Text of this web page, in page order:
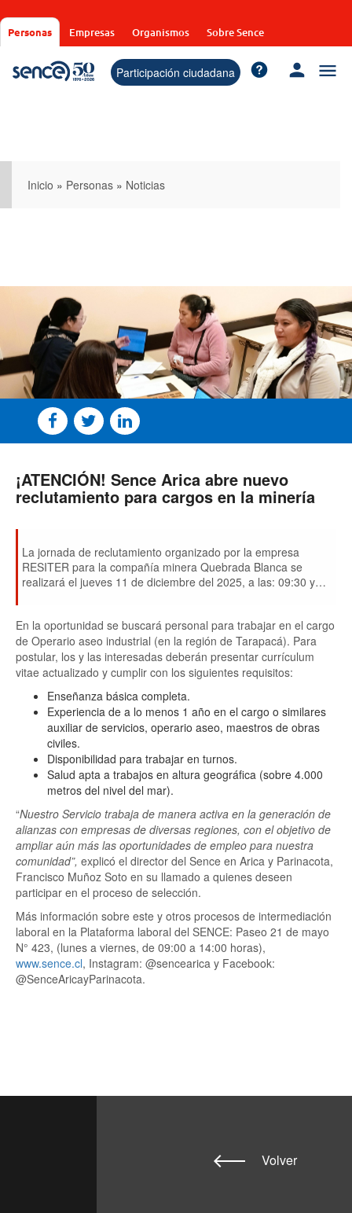
al
contenido
Personas Empresas Organismos Sobre Sence
Participación ciudadana
Inicio » Personas » Noticias
¡ATENCIÓN! Sence Arica abre nuevo
reclutamiento para cargos en la minería
La jornada de reclutamiento organizado por la empresa
RESITER para la compañía minera Quebrada Blanca se
realizará el jueves 11 de diciembre del 2025, a las: 09:30 y
En la oportunidad se buscará personal para trabajar en el cargo
de Operario aseo industrial (en la región de Tarapacá). Para
postular, los y las interesadas deberán presentar currículum
vitae actualizado y cumplir con los siguientes requisitos:
Enseñanza básica completa.
Experiencia de a lo menos 1 año en el cargo o similares
auxiliar de servicios, operario aseo, maestros de obras
civiles.
Disponibilidad para trabajar en turnos.
Salud apta a trabajos en altura geográfica (sobre 4.000
metros del nivel del mar).
“Nuestro Servicio trabaja de manera activa en la generación de
alianzas con empresas de diversas regiones, con el objetivo de
ampliar aún más las oportunidades de empleo para nuestra
comunidad”, explicó el director del Sence en Arica y Parinacota,
Francisco Muñoz Soto en su llamado a quienes deseen
participar en el proceso de selección.
Más información sobre este y otros procesos de intermediación
laboral en la Plataforma laboral del SENCE: Paseo 21 de mayo
N° 423, (lunes a viernes, de 09:00 a 14:00 horas),
www.sence.cl, Instagram: @sencearica y Facebook:
@SenceAricayParinacota.
Volver